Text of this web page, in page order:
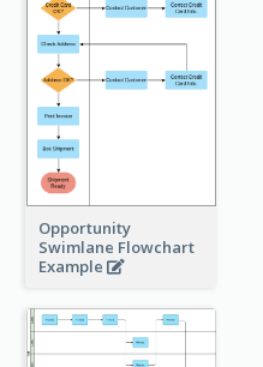
Opportunity
Swimlane Flowchart
Example